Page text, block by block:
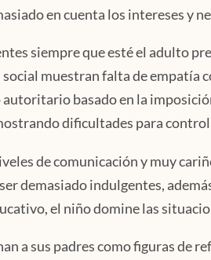
en cuenta los intereses y
siempre que esté el adulto
muestran falta de empatía
basado en la
dificultades para
de comunicación y muy
demasiado indulgentes,
el niño domine las
a sus padres como figuras de